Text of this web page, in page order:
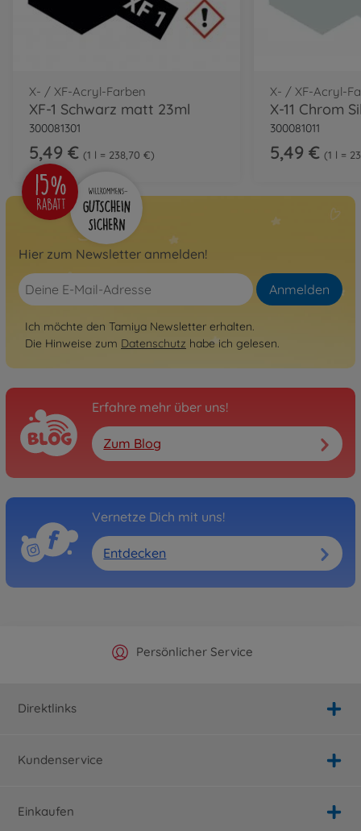
X- / XF-Acryl-Farben
XF-1 Schwarz matt 23ml
300081301
5,49 € 1 l = 238,70 €
X- / XF-Acryl-
300081011
5,49 € 1 l =
Hier zum Newsletter anmelden!
Anmelden
Ich möchte den Tamiya Newsletter erhalten.
Die Hinweise zum Datenschutz habe ich gelesen.
Erfahre mehr über uns!
Zum Blog
Vernetze Dich mit uns!
Entdecken
Offizieller Hersteller Shop
Persönlicher Service
Versandkostenfrei ab 25€
Schnelle Lieferung
Direktlinks
Kundenservice
Einkaufen